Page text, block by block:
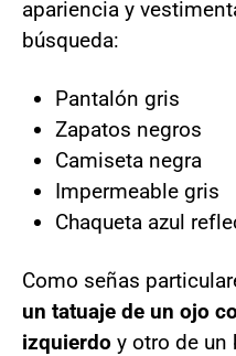
apariencia y
búsqueda:
Pantalón gris
Zapatos negros
Camiseta negra
Impermeable gris
Chaqueta azul
Como señas
un tatuaje de un ojo
izquierdo y otro de un